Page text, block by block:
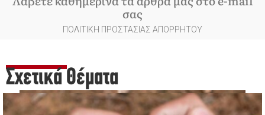
σας
ΠΟΛΙΤΙΚΗ ΠΡΟΣΤΑΣΙΑΣ ΑΠΟΡΡΗΤΟΥ
Σχετικά Θέματα